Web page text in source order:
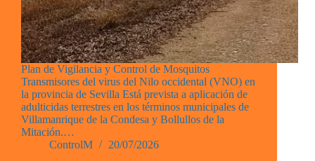
Plan de Vigilancia y Control de Mosquitos
Transmisores del virus del Nilo occidental (VNO) en
la provincia de Sevilla Está prevista a aplicación de
adulticidas terrestres en los términos municipales de
Villamanrique de la Condesa y Bollullos de la
Mitación.…
ControlM
20/07/2026